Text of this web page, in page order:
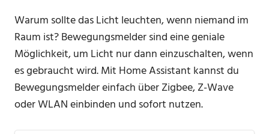
Warum sollte das Licht leuchten, wenn niemand im
Raum ist? Bewegungsmelder sind eine geniale
Möglichkeit, um Licht nur dann einzuschalten, wenn
es gebraucht wird. Mit Home Assistant kannst du
Bewegungsmelder einfach über Zigbee, Z-Wave
oder WLAN einbinden und sofort nutzen.